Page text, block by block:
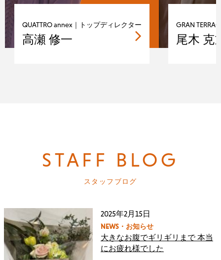
QUATTRO annex｜トップディレクター
高瀬 修一
GRAN
尾木 克
STAFF BLOG
スタッフブログ
2025年2月15日
NEWS・お知らせ
大きなお腹でギリギリまで 本当
にお疲れ様でした